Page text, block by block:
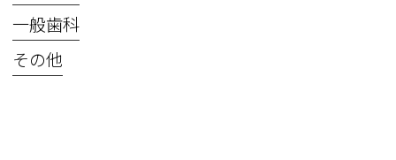
一般歯科
その他